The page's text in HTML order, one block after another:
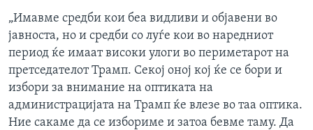
„Имавме средби кои беа видливи и објавени во
јавноста, но и средби со луѓе кои во наредниот
период ќе имаат високи улоги во периметарот на
претседателот Трамп. Секој оној кој ќе се бори и
избори за внимание на оптиката на
администрацијата на Трамп ќе влезе во таа оптика.
Ние сакаме да се избориме и затоа бевме таму. Да